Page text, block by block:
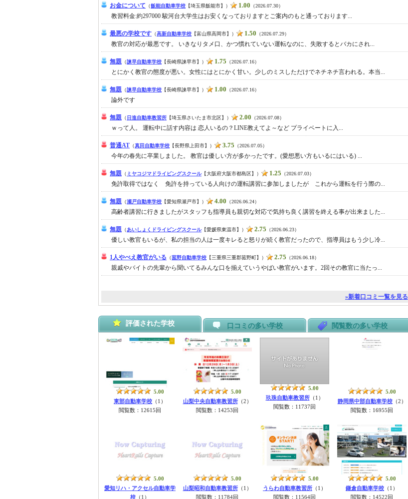
お金について （飯能自動車学校 【埼玉県飯能市】） 1.00 （2026.07.30）
教習料金:約297000 駿河台大学生はお安くなっておりますとご案内のもと通っております...
最悪の学校です （高新自動車学校 【富山県高岡市】） 1.50 （2026.07.29）
教官の対応が最悪です。 いきなりタメ口、かつ慣れていない運転なのに、失敗するとバカにされ...
無題 （諫早自動車学校 【長崎県諫早市】） 1.75 （2026.07.16）
とにかく教官の態度が悪い。女性にはとにかく甘い。少しのミスしただけでネチネチ言われる。本当...
無題 （諫早自動車学校 【長崎県諫早市】） 1.00 （2026.07.16）
論外です
無題 （ 日進自動車教習所 【埼玉県さいたま市北区】） 2.00 （2026.07.08）
ｗって人。 運転中に話す内容は 恋人いるの？LINE教えてよ～など プライベートに入...
普通AT （真田自動車学校 【長野県上田市】） 3.75 （2026.07.05）
今年の春先に卒業しました。 教官は優しい方が多かったです。(愛想悪い方もいるにはいる) ...
無題 （ ミヤコジマドライビングスクール【大阪府大阪市都島区】） 1.25 （2026.07.03）
免許取得ではなく 免許を持っている人向けの運転講習に参加しましたが これから運転を行う際の...
無題 （瀬戸自動車学校 【愛知県瀬戸市】） 4.00 （2026.06.24）
高齢者講習に行きましたがスタッフも指導員も親切な対応で気持ち良く講習を終える事が出来ました...
無題 （あいしょくドライビングスクール【愛媛県東温市】） 2.75 （2026.06.23）
優しい教官もいるが、私の担当の人は一度キレると怒りが続く教官だったので、指導員はもう少し冷...
1人やべえ教官がいる （菰野自動車学校 【三重県三重郡菰野町】） 2.75 （2026.06.18）
親戚やバイトの先輩から聞いてるみんな口を揃えていうやばい教官がいます。2回その教官に当たっ...
»新着口コミ一覧を見る
評価された学校 口コミの多い学校 閲覧数の多い学校
5.00
東部自動車学校 （1）
閲覧数：12615回
5.00
山梨中央自動車教習所（2）
閲覧数：14253回
5.00
玖珠自動車教習所（1）
閲覧数：11737回
5.00
静岡県中部自動車学校（2）
閲覧数：16955回
5.00
愛知リハ・アクセル自動車学
校 （1）
5.00
山梨昭和自動車教習所（1）
閲覧数：11784回
5.00
うらわ自動車教習所 （1）
閲覧数：11564回
5.00
鎌倉自動車学校 （1）
閲覧数：14522回